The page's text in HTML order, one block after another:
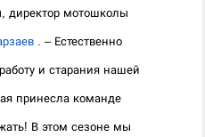
. – Естественно
и старания нашей
принесла команде
В этом сезоне мы